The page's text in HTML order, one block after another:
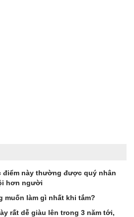
điểm này thường được quý nhân
hơn người
muốn làm gì nhất khi tắm?
rất dễ giàu lên trong 3 năm tới,